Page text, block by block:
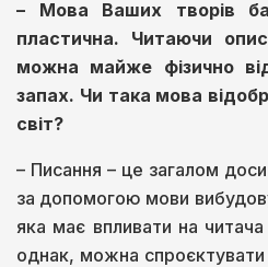
– Мова Ваших творів
пластична. Читаючи
можна майже фізично
запах. Чи така мова
світ?
– Писання – це загалом
за допомогою мови
яка має впливати на
однак, можна